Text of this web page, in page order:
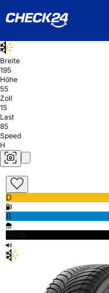
Breite
195
Höhe
55
Zoll
15
Last
85
Speed
H
D
B
69db